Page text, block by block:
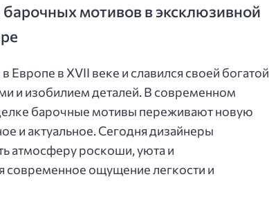
мотивов в эксклюзивной
Европе в XVII веке и славился своей богатой
и изобилием деталей. В современном
барочные мотивы переживают новую
и актуальное. Сегодня дизайнеры
атмосферу роскоши, уюта и
современное ощущение легкости и